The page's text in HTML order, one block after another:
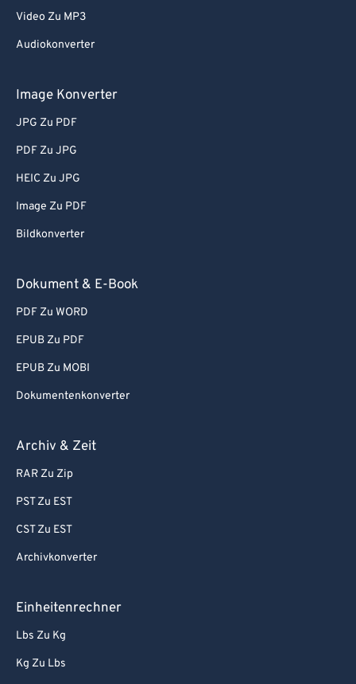
Video Zu MP3
Audiokonverter
Image Konverter
JPG Zu PDF
PDF Zu JPG
HEIC Zu JPG
Image Zu PDF
Bildkonverter
Dokument & E-Book
PDF Zu WORD
EPUB Zu PDF
EPUB Zu MOBI
Dokumentenkonverter
Archiv & Zeit
RAR Zu Zip
PST Zu EST
CST Zu EST
Archivkonverter
Einheitenrechner
Lbs Zu Kg
Kg Zu Lbs